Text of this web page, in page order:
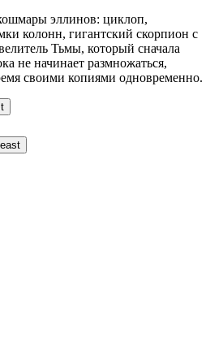
эллинов: циклоп,
колонн, гигантский скорпион с
Тьмы, который сначала
не начинает размножаться,
своими копиями одновременно.